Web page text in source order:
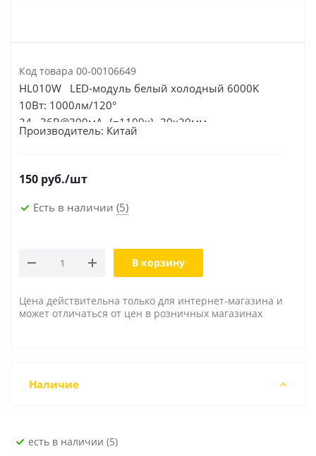
Код товара 00-00106649
HL010W LED-модуль белый холодный 6000K
10Вт: 1000лм/120°
24...36В@300мА {=1109х} 20х20мм
Производитель: Китай
150 руб./шт
Есть в наличии (5)
В корзину
Цена действительна только для интернет-магазина и
может отличаться от цен в розничных магазинах
Наличие
Есть в наличии (5)